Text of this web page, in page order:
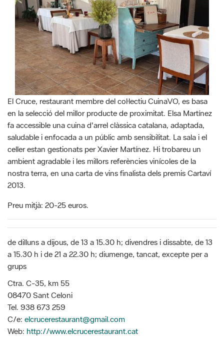
El Cruce, restaurant membre del col·lectiu CuinaVO, es basa
en la selecció del millor producte de proximitat. Elsa Martínez
fa accessible una cuina d'arrel clàssica catalana, adaptada,
saludable i enfocada a un públic amb sensibilitat. La sala i el
celler estan gestionats per Xavier Martínez. Hi trobareu un
ambient agradable i les millors referències vinícoles de la
nostra terra, en una carta de vins finalista dels premis Cartaví
2013.
Preu mitjà: 20-25 euros.
de dilluns a dijous, de 13 a 15.30 h; divendres i dissabte, de 13
a 15.30 h i de 21 a 22.30 h; diumenge, tancat, excepte per a
grups
Ctra. C-35, km 55
08470 Sant Celoni
Tel. 938 673 259
C/e: elcrucerestaurant@gmail.com
Web: http://www.elcrucerestaurant.cat